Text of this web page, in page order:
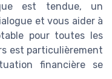
est tendue, un
et vous aider à
pour toutes les
est particulièrement
financière se